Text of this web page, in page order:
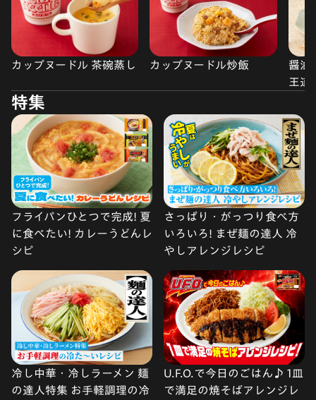
カップヌードル 茶碗蒸し カップヌードル炒飯
醤油
王道
特集
フライパンひとつで完成! 夏
に食べたい! カレーうどんレ
シピ
さっぱり・がっつり食べ方
いろいろ! まぜ麺の達人 冷
やしアレンジレシピ
冷し中華・冷しラーメン 麺
の達人特集 お手軽調理の冷
U.F.O.で今日のごはん♪ 1皿
で満足の焼そばアレンジレ